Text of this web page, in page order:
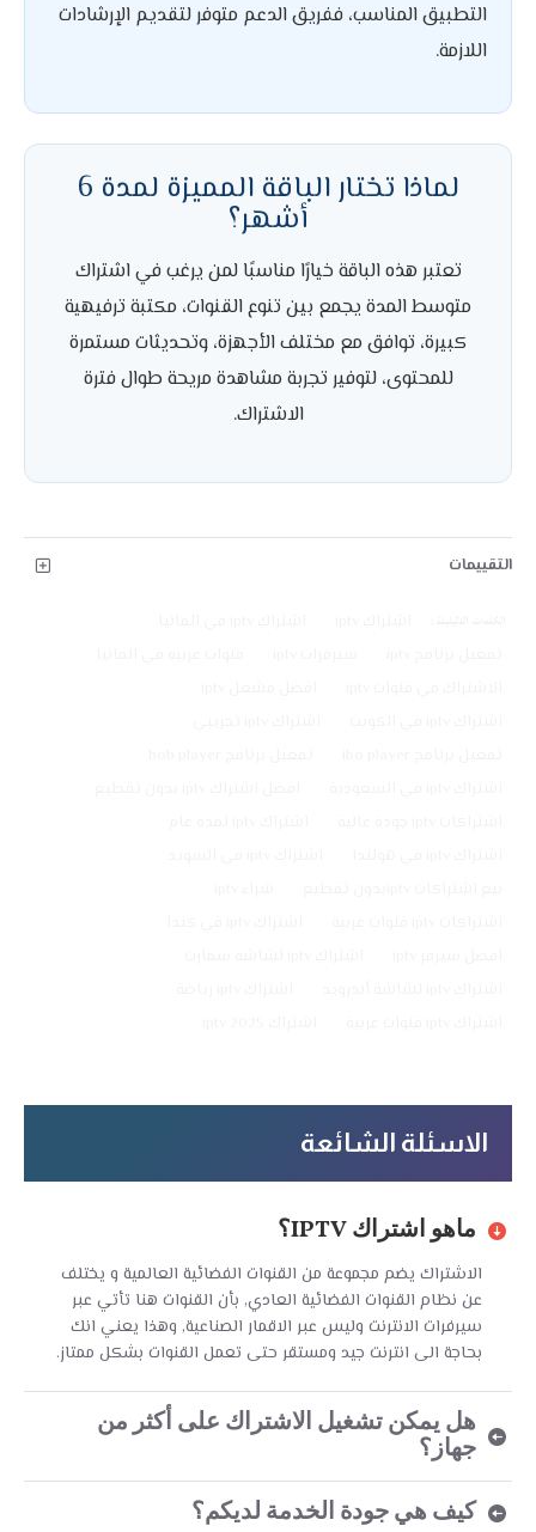
التطبيق المناسب، ففريق الدعم متوفر لتقديم الإرشادات
اللازمة.
لماذا تختار الباقة المميزة لمدة 6
أشهر؟
تعتبر هذه الباقة خيارًا مناسبًا لمن يرغب في اشتراك
متوسط المدة يجمع بين تنوع القنوات، مكتبة ترفيهية
كبيرة، توافق مع مختلف الأجهزة، وتحديثات مستمرة
للمحتوى، لتوفير تجربة مشاهدة مريحة طوال فترة
الاشتراك.
التقييمات
الاسئلة الشائعة
ماهو اشتراك IPTV؟
الاشتراك يضم مجموعة من القنوات الفضائية العالمية و يختلف
عن نظام القنوات الفضائية العادي, بأن القنوات هنا تأتي عبر
سيرفرات الانترنت وليس عبر الاقمار الصناعية, وهذا يعني انك
بحاجة الى انترنت جيد ومستقر حتى تعمل القنوات بشكل ممتاز.
هل يمكن تشغيل الاشتراك على أكثر من
جهاز؟
كيف هي جودة الخدمة لديكم؟